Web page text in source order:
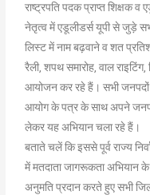
राष्ट्रपति पदक प्राप्त शिक्षक
नेतृत्व में एडूलीडर्स यूपी से जुड़े
लिस्ट में नाम बढ़वाने व शत
रैली, शपथ समारोह, वाल
आयोजन कर रहे हैं। सभी जनपदों
आयोग के पत्र के साथ अपने
लेकर यह अभियान चला रहे हैं।
बताते चलें कि इससे पूर्व राज्य
में मतदाता जागरूकता अभियान के
अनुमति प्रदान करते हुए सभी